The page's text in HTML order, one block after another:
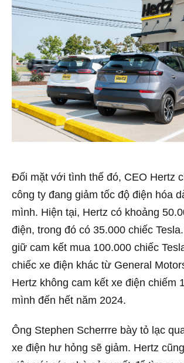
Đối mặt với tình thế đó, CEO Hertz
công ty đang giảm tốc độ điện hóa
mình. Hiện tại, Hertz có khoảng
điện, trong đó có 35.000 chiếc
giữ cam kết mua 100.000 chiếc
chiếc xe điện khác từ General
Hertz không cam kết xe điện chiếm
mình đến hết năm 2024.
Ông Stephen Scherrre bày tỏ lạc
xe điện hư hỏng sẽ giảm. Hertz